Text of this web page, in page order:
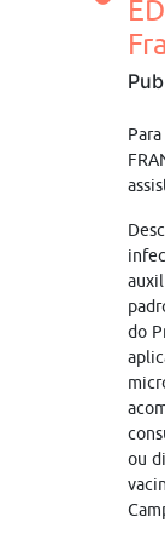
do
ou